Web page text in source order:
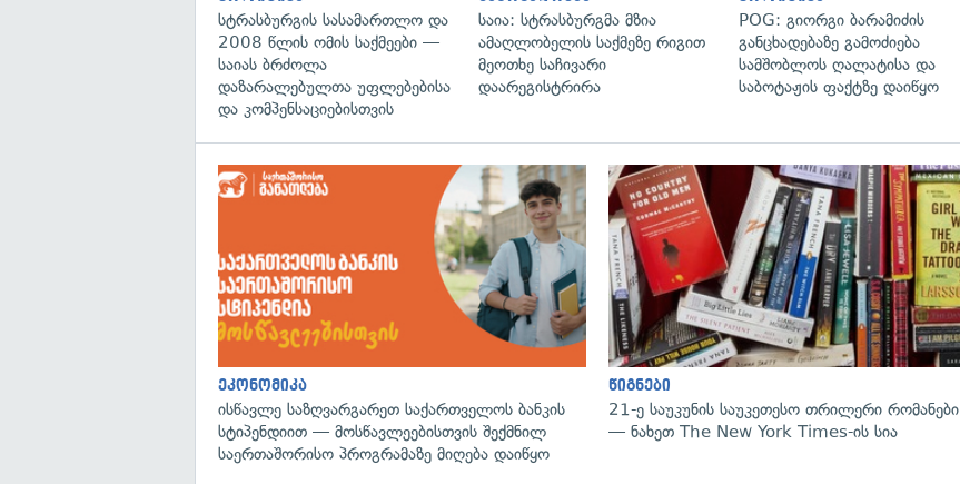
სტრასბურგის სასამართლო და
2008 წლის ომის საქმეები —
საიას ბრძოლა
დაზარალებულთა უფლებებისა
და კომპენსაციებისთვის
საია: სტრასბურგმა მზია
ამაღლობელის საქმეზე რიგით
მეოთხე საჩივარი
დაარეგისტრირა
POG: გიორგი ბარამიძის
განცხადებაზე გამოძიება
სამშობლოს ღალატისა და
საბოტაჟის ფაქტზე დაიწყო
ეკონომიკა
ისწავლე საზღვარგარეთ საქართველოს ბანკის
სტიპენდიით — მოსწავლეებისთვის შექმნილ
საერთაშორისო პროგრამაზე მიღება დაიწყო
წიგნები
21-ე საუკუნის საუკეთესო თრილერი რომანები
— ნახეთ The New York Times-ის სია